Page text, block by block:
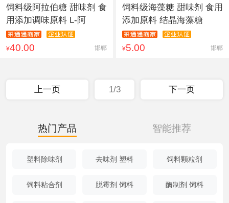
饲料级阿拉伯糖 甜味剂 食
用添加调味原料 L-阿
¥40.00 邯郸
饲料级海藻糖 甜味剂 食用
添加原料 结晶海藻糖
¥5.00 邯郸
上一页 1/3 下一页
热门产品 智能推荐
塑料除味剂 去味剂 塑料 饲料颗粒剂
饲料粘合剂 脱霉剂 饲料 酶制剂 饲料